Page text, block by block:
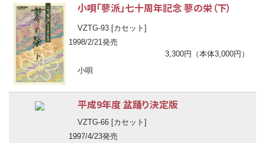
小唄「蓼派」七十周年記念 蓼の栄（下）
VZTG-93 [カセット]
1998/2/21発売
3,300円（本体3,000円）
小唄
平成9年度 盆踊り決定版
VZTG-66 [カセット]
1997/4/23発売